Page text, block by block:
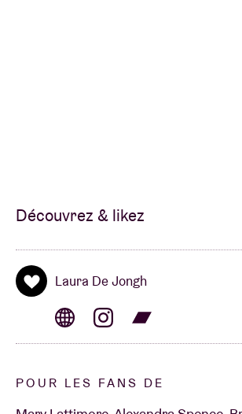
Découvrez & likez
Laura De Jongh
POUR LES FANS DE